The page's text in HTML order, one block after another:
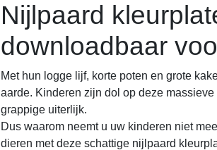
Nijlpaard
downloadbaar
Met hun logge lijf, korte poten en grote
aarde. Kinderen zijn dol op deze
grappige uiterlijk.
Dus waarom neemt u uw kinderen niet
dieren met deze schattige nijlpaard